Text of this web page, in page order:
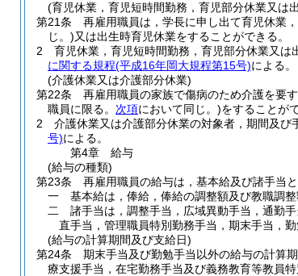
(育児休業，育児短時間勤務，育児部分休業又は
第21条
再雇用職員は，学長に申し出て育児休業
じ。)又は出生時育児休業をすることができる。
2
育児休業，育児短時間勤務，育児部分休業又は
に関する規程(平成16年岡大規程第15号)による。
(介護休業又は介護部分休業)
第22条
再雇用職員の家族で傷病のため介護を要
職員に限る。 次項において同じ。)をすることが
2
介護休業又は介護部分休業の対象者，期間及び
号)による。
第4章
給与
(給与の種類)
第23条
再雇用職員の給与は，基本給及び諸手当
一
基本給は，俸給，俸給の調整額及び教職調整
二
諸手当は，調整手当，広域異動手当，通勤
直手当，管理職員特別勤務手当，期末手当，
(給与の計算期間及び支給日)
第24条
期末手当及び勤勉手当以外の給与の計算
療支援手当，在宅勤務手当及び義務教育等教員